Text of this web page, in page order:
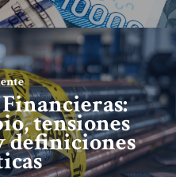
tensiones
definiciones